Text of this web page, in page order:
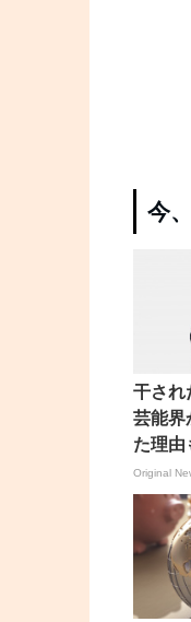
今
干され
芸能界
た理由
Original